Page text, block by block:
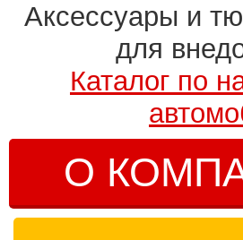
Аксессуары и
для
Каталог по
О